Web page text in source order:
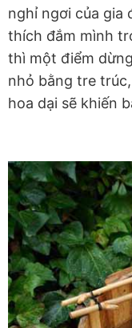
nghỉ ngơi của gia
thích đắm mình
thì một điểm
nhỏ bằng tre
hoa dại sẽ khiến